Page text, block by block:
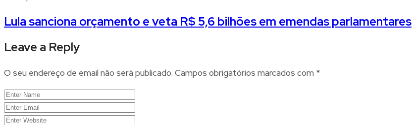
Lula sanciona orçamento e veta R$ 5,6 bilhões em emendas parlamentares
Leave a Reply
O seu endereço de email não será publicado. Campos obrigatórios marcados com *